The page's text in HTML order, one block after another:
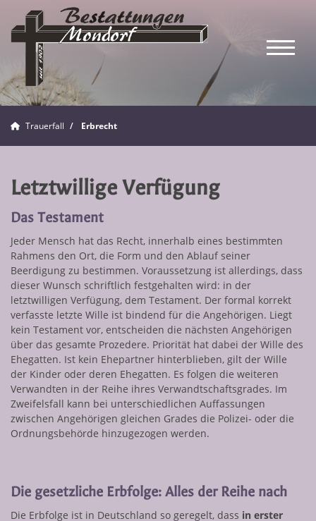
Trauerfall Erbrecht
Letztwillige Verfügung
Das Testament
Jeder Mensch hat das Recht, innerhalb eines bestimmten
Rahmens den Ort, die Form und den Ablauf seiner
Beerdigung zu bestimmen. Voraussetzung ist allerdings, dass
dieser Wunsch schriftlich festgehalten wird: in der
letztwilligen Verfügung, dem Testament. Der formal korrekt
verfasste letzte Wille ist bindend für die Angehörigen. Liegt
kein Testament vor, entscheiden die nächsten Angehörigen
über das gesamte Prozedere. Priorität hat dabei der Wille des
Ehegatten. Ist kein Ehepartner hinterblieben, gilt der Wille
der Kinder oder deren Ehegatten. Es folgen die weiteren
Verwandten in der Reihe ihres Verwandtschaftsgrades. Im
Zweifelsfall kann bei unterschiedlichen Auffassungen
zwischen Angehörigen gleichen Grades die Polizei- oder die
Ordnungsbehörde hinzugezogen werden.
Die gesetzliche Erbfolge: Alles der Reihe nach
Die Erbfolge ist in Deutschland so geregelt, dass in erster